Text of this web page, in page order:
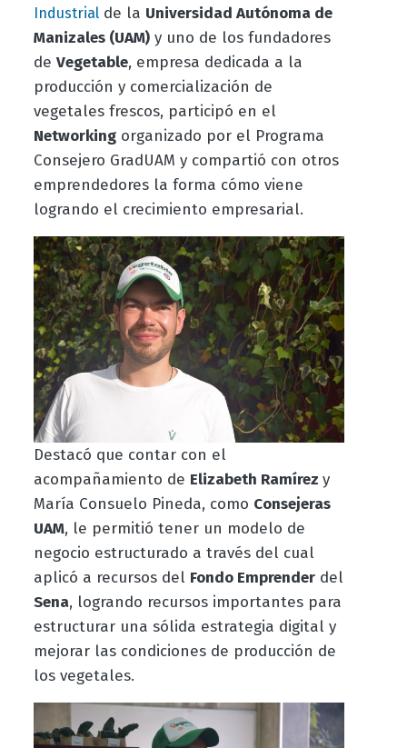
Industrialde la Universidad Autónoma de
Manizales (UAM)y uno de los fundadores
de Vegetable, empresa dedicada a la
producción y comercialización de
vegetales frescos, participó en el
Networkingorganizado por el Programa
Consejero GradUAM y compartió con otros
emprendedores la forma cómo viene
logrando el crecimiento empresarial.
Destacó que contar con el
acompañamiento de Elizabeth Ramírez y
María Consuelo Pineda, como Consejeras
UAM, le permitió tener un modelo de
negocio estructurado a través del cual
aplicó a recursos del Fondo Emprenderdel
Sena, logrando recursos importantes para
estructurar una sólida estrategia digital y
mejorar las condiciones de producción de
los vegetales.